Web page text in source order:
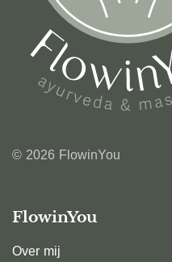
© 2026 FlowinYou
FlowinYou
Over mij